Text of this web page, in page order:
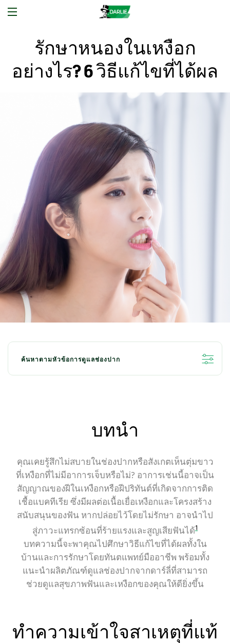
รักษาหนองในเหงือก
อย่างไร? 6 วิธีแก้ไขที่ได้ผล
ค้นหาตามหัวข้อการดูแลช่องปาก
เพื่อลมหายใจสดชื่น
สุขภาพเหงือก อาการเสียวฟัน
เพื่อความสะอาดล้ำลึก
ลดแบคทีเรีย ลดกลิ่นปาก
สมุนไพรกับดารดูแลช่องปาก ปัญหาฟันผุ
สุขภาพฟัน
แปรงสีฟันไฟฟ้า
บทนำ
คุณเคยรู้สึกไม่สบายในช่องปากหรือสังเกตเห็นตุ่มขาว
ที่เหงือกที่ไม่มีอาการเจ็บหรือไม่? อาการเช่นนี้อาจเป็น
สัญญาณของฝีในเหงือกหรือฝีปริทันต์ที่เกิดจากการติด
เชื้อแบคทีเรีย ซึ่งมีผลต่อเนื้อเยื่อเหงือกและโครงสร้าง
สนับสนุนของฟัน หากปล่อยไว้โดยไม่รักษา อาจนำไป
สู่ภาวะแทรกซ้อนที่ร้ายแรงและสูญเสียฟันได้1
บทความนี้จะพาคุณไปศึกษาวิธีแก้ไขที่ได้ผลทั้งใน
บ้านและการรักษาโดยทันตแพทย์มืออาชีพ พร้อมทั้ง
แนะนำผลิตภัณฑ์ดูแลช่องปากจากดาร์ลี่ที่สามารถ
ช่วยดูแลสุขภาพฟันและเหงือกของคุณให้ดียิ่งขึ้น
ทำความเข้าใจสาเหตุที่แท้